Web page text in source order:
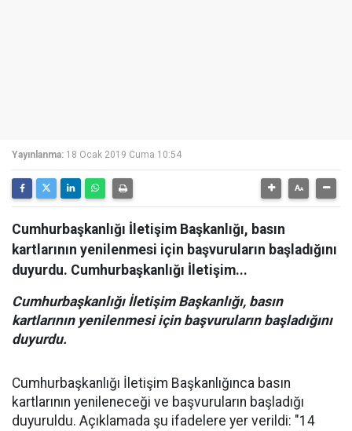
Yayınlanma: 18 Ocak 2019 Cuma 10:54
Cumhurbaşkanlığı İletişim Başkanlığı, basın
kartlarının yenilenmesi için başvuruların başladığını
duyurdu. Cumhurbaşkanlığı İletişim...
Cumhurbaşkanlığı İletişim Başkanlığı, basın
kartlarının yenilenmesi için başvuruların başladığını
duyurdu.
Cumhurbaşkanlığı İletişim Başkanlığınca basın
kartlarının yenileneceği ve başvuruların başladığı
duyuruldu. Açıklamada şu ifadelere yer verildi: "14